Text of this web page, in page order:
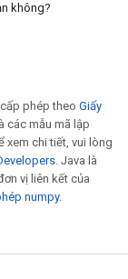
không?
phép theo Giấy
các mẫu mã lập
xem chi tiết, vui lòng
. Java là
vị liên kết của
numpy.